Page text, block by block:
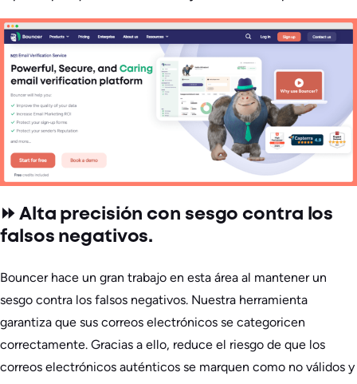
⏩ Alta precisión con sesgo contra los
falsos negativos.
Bouncer hace un gran trabajo en esta área al mantener un
sesgo contra los falsos negativos. Nuestra herramienta
garantiza que sus correos electrónicos se categoricen
correctamente. Gracias a ello, reduce el riesgo de que los
correos electrónicos auténticos se marquen como no válidos y